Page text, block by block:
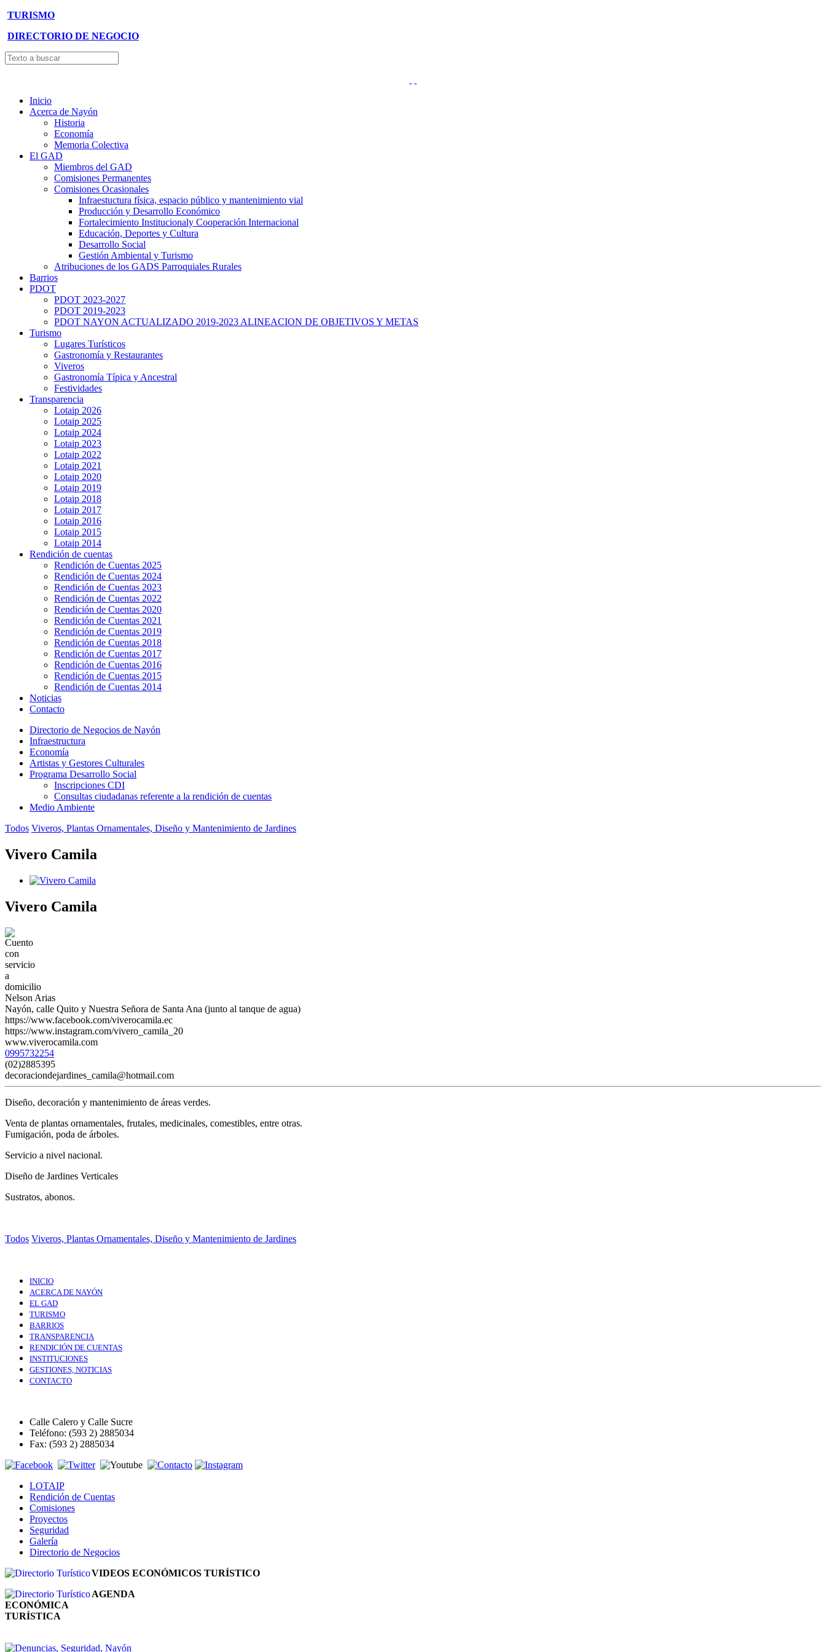
TURISMO
DIRECTORIO DE NEGOCIO
Inicio
Acerca de Nayón
Historia
Economía
Memoria Colectiva
El GAD
Miembros del GAD
Comisiones Permanentes
Comisiones Ocasionales
Infraestuctura física, espacio público y mantenimiento vial
Producción y Desarrollo Económico
Fortalecimiento Institucionaly Cooperación Internacional
Educación, Deportes y Cultura
Desarrollo Social
Gestión Ambiental y Turismo
Atribuciones de los GADS Parroquiales Rurales
Barrios
PDOT
PDOT 2023-2027
PDOT 2019-2023
PDOT NAYON ACTUALIZADO 2019-2023 ALINEACION DE OBJETIVOS Y METAS
Turismo
Lugares Turísticos
Gastronomía y Restaurantes
Viveros
Gastronomía Típica y Ancestral
Festividades
Transparencia
Lotaip 2026
Lotaip 2025
Lotaip 2024
Lotaip 2023
Lotaip 2022
Lotaip 2021
Lotaip 2020
Lotaip 2019
Lotaip 2018
Lotaip 2017
Lotaip 2016
Lotaip 2015
Lotaip 2014
Rendición de cuentas
Rendición de Cuentas 2025
Rendición de Cuentas 2024
Rendición de Cuentas 2023
Rendición de Cuentas 2022
Rendición de Cuentas 2020
Rendición de Cuentas 2021
Rendición de Cuentas 2019
Rendición de Cuentas 2018
Rendición de Cuentas 2017
Rendición de Cuentas 2016
Rendición de Cuentas 2015
Rendición de Cuentas 2014
Noticias
Contacto
Directorio de Negocios de Nayón
Infraestructura
Economía
Artistas y Gestores Culturales
Programa Desarrollo Social
Inscripciones CDI
Consultas ciudadanas referente a la rendición de cuentas
Medio Ambiente
Todos Viveros, Plantas Ornamentales, Diseño y Mantenimiento de Jardines
Vivero Camila
Vivero Camila
Nelson Arias
Nayón, calle Quito y Nuestra Señora de Santa Ana (junto al tanque de agua)
https://www.facebook.com/viverocamila.ec
https://www.instagram.com/vivero_camila_20
www.viverocamila.com
0995732254
(02)2885395
decoraciondejardines_camila@hotmail.com
Diseño, decoración y mantenimiento de áreas verdes.
Venta de plantas ornamentales, frutales, medicinales, comestibles, entre otras.
Fumigación, poda de árboles.
Servicio a nivel nacional.
Diseño de Jardines Verticales
Sustratos, abonos.
Todos Viveros, Plantas Ornamentales, Diseño y Mantenimiento de Jardines
INICIO
ACERCA DE NAYÓN
EL GAD
TURISMO
BARRIOS
TRANSPARENCIA
RENDICIÓN DE CUENTAS
INSTITUCIONES
GESTIONES, NOTICIAS
CONTACTO
Calle Calero y Calle Sucre
Teléfono: (593 2) 2885034
Fax: (593 2) 2885034
LOTAIP
Rendición de Cuentas
Comisiones
Proyectos
Seguridad
Galería
Directorio de Negocios
VIDEOS ECONÓMICOS TURÍSTICO
AGENDA
ECONÓMICA
TURÍSTICA